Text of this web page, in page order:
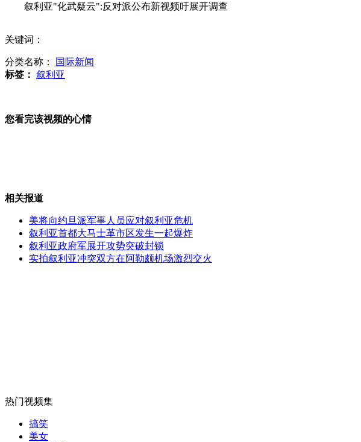
美称评估显示叙政府使用化学武器
英国：有证据表明叙利亚使用化武
中方：坚决反对使用化学武器 不赞成武力干预
叙利亚"化武疑云":反对派公布新视频吁展开调查
关键词：
分类名称：
国际新闻
标签： 叙利亚
您看完该视频的心情
相关报道
美将向约旦派军事人员应对叙利亚危机
叙利亚首都大马士革市区发生一起爆炸
叙利亚政府军展开攻势突破封锁
实拍叙利亚冲突双方在阿勒颇机场激烈交火
热门视频集
搞笑
美女